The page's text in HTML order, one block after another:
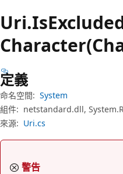
Uri.Is
定義
命名空間: System
組件: netstandard.dll,
來源: Uri.cs
警告